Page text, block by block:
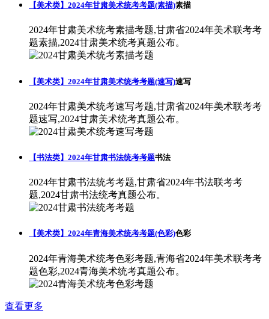
【美术类】2024年甘肃美术统考考题(素描)素描
2024年甘肃美术统考素描考题,甘肃省2024年美术联考考
题素描,2024甘肃美术统考真题公布。
【美术类】2024年甘肃美术统考考题(速写)速写
2024年甘肃美术统考速写考题,甘肃省2024年美术联考考
题速写,2024甘肃美术统考真题公布。
【书法类】2024年甘肃书法统考考题书法
2024年甘肃书法统考考题,甘肃省2024年书法联考考
题,2024甘肃书法统考真题公布。
【美术类】2024年青海美术统考考题(色彩)色彩
2024年青海美术统考色彩考题,青海省2024年美术联考考
题色彩,2024青海美术统考真题公布。
查看更多